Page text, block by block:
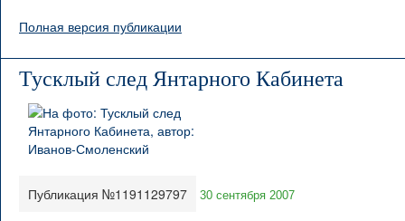
Полная версия публикации
Тусклый след Янтарного Кабинета
Публикация №1191129797 30 сентября 2007